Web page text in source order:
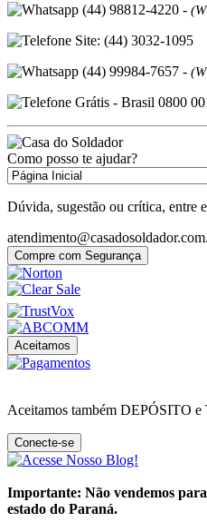
(44) 98812-4220 -
Site: (44) 3032-1095
(44) 99984-7657 -
Grátis - Brasil 0800
Como posso te ajudar?
Dúvida, sugestão ou crítica, entre
Compre com Segurança
Aceitamos
Aceitamos também DEPÓSITO
Conecte-se
Importante: Não vendemos
estado do Paraná.